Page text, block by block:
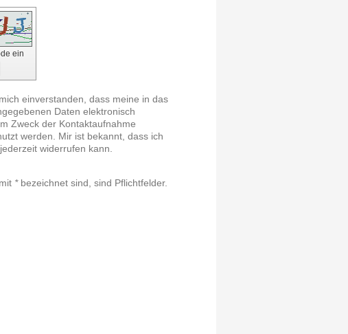
ein
einverstanden, dass meine in das
Daten elektronisch
Zweck der Kontaktaufnahme
werden. Mir ist bekannt, dass ich
widerrufen kann.
*bezeichnet sind, sind Pflichtfelder.